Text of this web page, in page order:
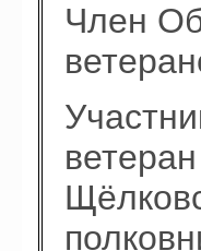
Член